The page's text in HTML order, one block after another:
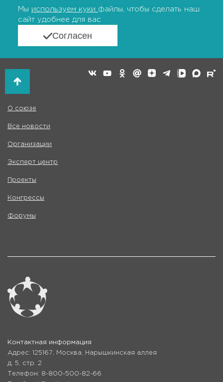
Мы используем куки файлы, чтобы сделать наш
сайт удобнее для вас
Согласен
О союзе
Все новости
Организации
Эксперт центр
Проекты
Конгрессы
Форумы
Контактная информация
Адрес: 125167, Москва, Нарышкинская аллея
д. 5, стр. 2
Телефон: 8-800-500-82-66